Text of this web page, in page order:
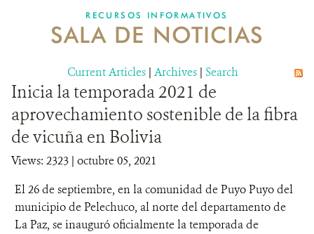
NOSOTROS
DONA
RECURSOS INFORMATIVOS
SALA DE NOTICIAS
Current Articles | Archives | Search
Inicia la temporada 2021 de
aprovechamiento sostenible de la fibra
de vicuña en Bolivia
Views: 2323 | octubre 05, 2021
El 26 de septiembre, en la comunidad de Puyo Puyo del
municipio de Pelechuco, al norte del departamento de
La Paz, se inauguró oficialmente la temporada de